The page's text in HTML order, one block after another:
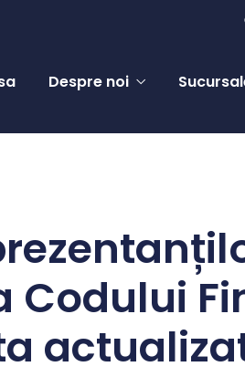
Despre noi
Codului